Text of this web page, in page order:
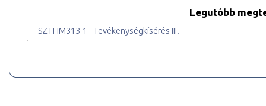
Legutóbb
SZTI-IM313-1 - Tevékenységkísérés III.